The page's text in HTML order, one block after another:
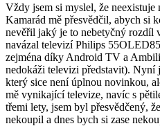
Vždy jsem si myslel, že
Kamarád mě přesvědčil, abych
nevěřil jaký je to nebetyčný rozdíl
navázal televizí Philips
zejména díky Android TV a
nedokáži televizi představit).
který sice není úplnou novinkou,
mě vynikající televize, navíc s
třemi lety, jsem byl přesvědčený,
nekoupil a dnes bych si zase